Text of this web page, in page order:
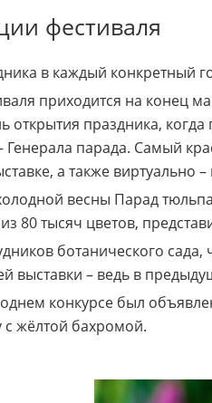
фестиваля
в каждый конкретный
приходится на конец
открытия праздника,
Генерала парада. Самый
а также виртуально
весны Парад
80 тысяч цветов,
ботанического
выставки – ведь в
конкурсе был
с жёлтой бахромой.